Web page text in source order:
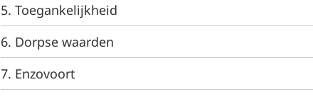
5. Toegankelijkheid
6. Dorpse waarden
7. Enzovoort